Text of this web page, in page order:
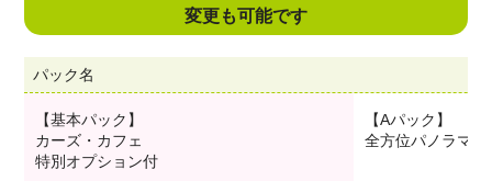
変更も可能です
パック名
【基本パック】
カーズ・カフェ
特別オプション付
【Aパック】
全方位パノラマ